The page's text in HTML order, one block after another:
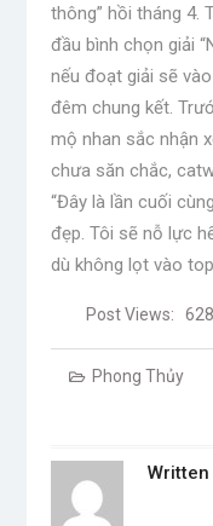
thông” hồi tháng 4.
đầu bình chọn giải
nếu đoạt giải sẽ
đêm chung kết.
mộ nhan sắc nhận
chưa săn chắc,
“Đây là lần cuối
đẹp. Tôi sẽ nỗ lực
dù không lọt vào
Post Views: 628
Phong Thủy
Written